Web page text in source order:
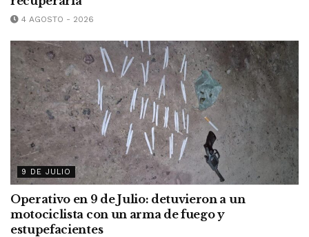
4 AGOSTO - 2026
9 DE JULIO
Operativo en 9 de Julio: detuvieron a un
motociclista con un arma de fuego y
estupefacientes